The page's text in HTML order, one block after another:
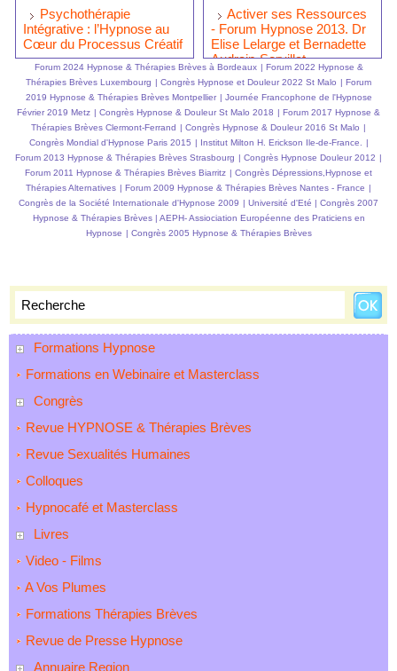
Formations Hypnose
Formations en Webinaire et Masterclass
Congrès
Revue HYPNOSE & Thérapies Brèves
Revue Sexualités Humaines
Colloques
Hypnocafé et Masterclass
Livres
Video - Films
A Vos Plumes
Formations Thérapies Brèves
Revue de Presse Hypnose
Annuaire Region
Psychothérapie
Intégrative : l’Hypnose au
Cœur du Processus Créatif
Activer ses Ressources
- Forum Hypnose 2013. Dr
Elise Lelarge et Bernadette
Audrain-Servillat
Forum 2024 Hypnose & Thérapies Brèves à Bordeaux | Forum 2022 Hypnose &
Thérapies Brèves Luxembourg | Congrès Hypnose et Douleur 2022 St Malo | Forum
2019 Hypnose & Thérapies Brèves Montpellier | Journée Francophone de l'Hypnose
Février 2019 Metz | Congrès Hypnose & Douleur St Malo 2018 | Forum 2017 Hypnose &
Thérapies Brèves Clermont-Ferrand | Congrès Hypnose & Douleur 2016 St Malo |
Congrès Mondial d'Hypnose Paris 2015 | Institut Milton H. Erickson Ile-de-France. |
Forum 2013 Hypnose & Thérapies Brèves Strasbourg | Congrès Hypnose Douleur 2012 |
Forum 2011 Hypnose & Thérapies Brèves Biarritz | Congrès Dépressions,Hypnose et
Thérapies Alternatives | Forum 2009 Hypnose & Thérapies Brèves Nantes - France |
Congrès de la Société Internationale d'Hypnose 2009 | Université d'Eté | Congrès 2007
Hypnose & Thérapies Brèves | AEPH- Assiociation Européenne des Praticiens en
Hypnose | Congrès 2005 Hypnose & Thérapies Brèves